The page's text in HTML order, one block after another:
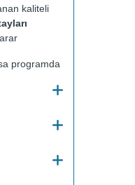
kaliteli
programda